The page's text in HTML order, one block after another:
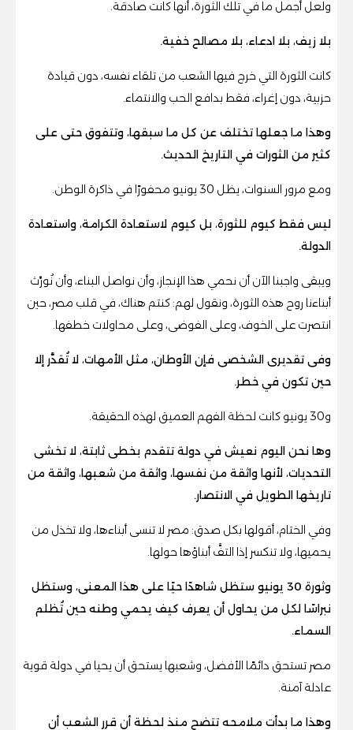
ولعل أجمل ما في تلك الثورة، أنها كانت صادقة.
بلا زيف، بلا ادعاء، بلا مصالح خفية.
كانت الثورة التي خرج فيها الشعب من تلقاء نفسه، دون قيادة
حزبية، دون إغراء، فقط بدافع الحب والانتماء.
وهذا ما جعلها تختلف عن كل ما سبقها، وتتفوق حتى على
كثير من الثورات في التاريخ الحديث.
ومع مرور السنوات، يظل 30 يونيو محفورًا في ذاكرة الوطن.
ليس فقط كيوم للثورة، بل كيوم لاستعادة الكرامة، واستعادة
الدولة.
ويبقى واجبنا الآن أن نحمي هذا الإنجاز، وأن نواصل البناء، وأن نُورِّث
أبناءنا روح هذه الثورة، ونقول لهم: كنتم هناك، في قلب مصر، حين
انتصرت على الخوف، وعلى الفوضى، وعلى محاولات خطفها.
وفى تقديرى الشخصى فإن الأوطان، مثل الأمهات، لا تُقدَّر إلا
حين تكون في خطر.
و30 يونيو كانت لحظة الفهم العميق لهذه الحقيقة.
وها نحن اليوم نعيش في دولة تتقدم بخطى ثابتة، لا تخشى
التحديات، لأنها واثقة من نفسها، واثقة من شعبها، واثقة من
تاريخها الطويل في الانتصار.
وفي الختام، أقولها بكل صدق: مصر لا تنسى أبناءها، ولا تخذل من
يحميها، ولا تنكسر إذا التفَّ أبناؤها حولها.
وثورة 30 يونيو ستظل شاهدًا حيًا على هذا المعنى، وستظل
نبراسًا لكل من يحاول أن يعرف كيف يحمي وطنه حين تُظلم
السماء.
مصر تستحق دائمًا الأفضل، وشعبها يستحق أن يحيا في دولة قوية
عادلة آمنة.
وهذا ما بدأت ملامحه تتضح منذ لحظة أن قرر الشعب أن